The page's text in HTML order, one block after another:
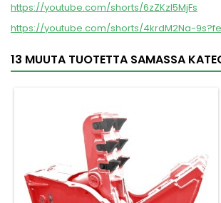
https://youtube.com/shorts/6zZKzI5MjFs
https://youtube.com/shorts/4krdM2Na-
13 MUUTA TUOTETTA SAMASSA